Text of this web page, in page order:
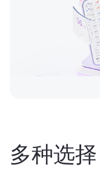
多种选择